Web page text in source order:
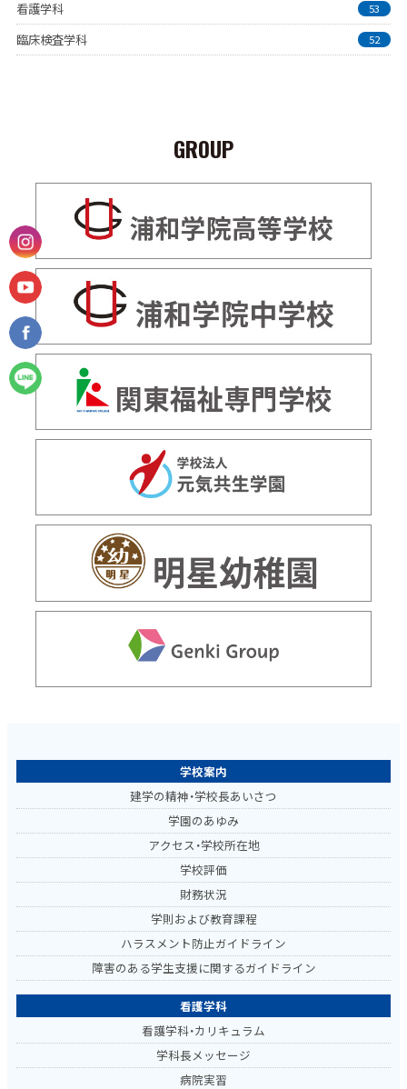
看護学科 53
臨床検査学科 52
GROUP
学校案内
建学の精神・学校長あいさつ
学園のあゆみ
アクセス・学校所在地
学校評価
財務状況
学則および教育課程
ハラスメント防止ガイドライン
障害のある学生支援に関するガイドライン
看護学科
看護学科・カリキュラム
学科長メッセージ
病院実習